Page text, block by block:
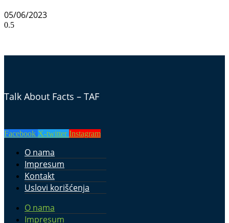
05/06/2023
Talk About Facts – TAF
Facebook X-twitter Instagram
O nama
Impresum
Kontakt
Uslovi korišćenja
O nama
Impresum